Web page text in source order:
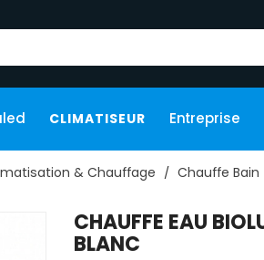
CLIMATISEUR Entreprise
& Chauffage Chauffe Bain
CHAUFFE EAU
BLANC